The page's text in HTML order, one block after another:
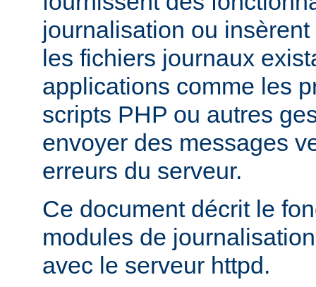
journalisation ou
les fichiers journaux
applications comme les
scripts PHP ou autres
envoyer des messages
erreurs du serveur.
Ce document décrit le
modules de
avec le serveur httpd.